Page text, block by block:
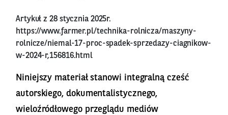
Artykuł z 28 stycznia 2025r.
https://www.farmer.pl/technika-rolnicza/maszyny-
rolnicze/niemal-17-proc-spadek-sprzedazy-ciagnikow-
w-2024-r,156816.html
Niniejszy materiał stanowi integralną cześć
autorskiego, dokumentalistycznego,
wieloźródłowego przeglądu mediów